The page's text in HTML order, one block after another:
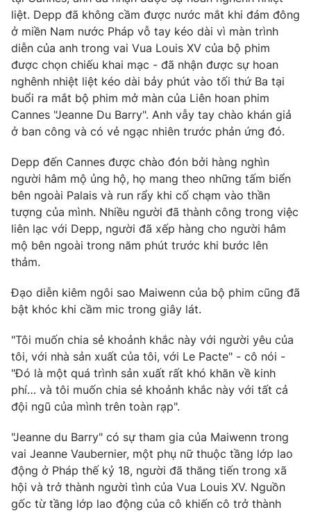
Nhân vật
Khán giả
Giải sao mai
Âm nhạc
Sao
Đời sống
Du lịch
Làm đẹp
Chất lượng cuộc sống
Giáo dục
Tuyển sinh
Học trực tuyến
Công nghệ
Hitech Công nghệ tương lai
Thị trường
Tư vấn
Giao lưu trực tuyến
Lịch phát sóng
Chuyên mục khác
Emagazine Podcast
Photo Infographic
VTV Money VTV Thể thao
VTV Sức khoẻ Bất động sản
Thị trường 24h Tấm lòng Việt
VTV4 Vươn mình bằng AI
liệt. Depp đã không cầm được nước mắt khi đám đông
ở miền Nam nước Pháp vỗ tay kéo dài vì màn trình
diễn của anh trong vai Vua Louis XV của bộ phim
được chọn chiếu khai mạc - đã nhận được sự hoan
nghênh nhiệt liệt kéo dài bảy phút vào tối thứ Ba tại
buổi ra mắt bộ phim mở màn của Liên hoan phim
Cannes "Jeanne Du Barry". Anh vẫy tay chào khán giả
ở ban công và có vẻ ngạc nhiên trước phản ứng đó.
Depp đến Cannes được chào đón bởi hàng nghìn
người hâm mộ ủng hộ, họ mang theo những tấm biển
bên ngoài Palais và run rẩy khi cố chạm vào thần
tượng của mình. Nhiều người đã thành công trong việc
liên lạc với Depp, người đã xếp hàng cho người hâm
mộ bên ngoài trong năm phút trước khi bước lên
thảm.
Đạo diễn kiêm ngôi sao Maiwenn của bộ phim cũng đã
bật khóc khi cầm mic trong giây lát.
"Tôi muốn chia sẻ khoảnh khắc này với người yêu của
tôi, với nhà sản xuất của tôi, với Le Pacte" - cô nói -
"Đó là một quá trình sản xuất rất khó khăn về kinh
phí… và tôi muốn chia sẻ khoảnh khắc này với tất cả
đội ngũ của mình trên toàn rạp".
"Jeanne du Barry" có sự tham gia của Maiwenn trong
vai Jeanne Vaubernier, một phụ nữ thuộc tầng lớp lao
động ở Pháp thế kỷ 18, người đã thăng tiến trong xã
hội và trở thành người tình của Vua Louis XV. Nguồn
gốc từ tầng lớp lao động của cô khiến cô trở thành